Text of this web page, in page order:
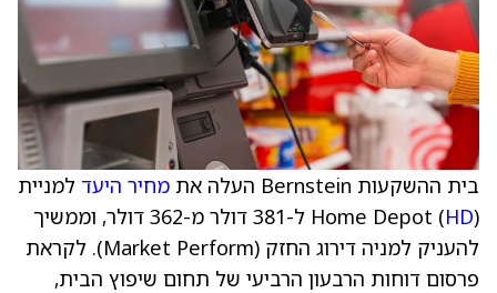
בית ההשקעות Bernstein העלה את מחיר היעד למניית
Home Depot (HD
) ל-381 דולר מ-362 דולר, וממשיך
להעניק למניה דירוג החזק (Market Perform). לקראת
פרסום דוחות הרבעון הרביעי של תחום שיפוץ הבית,